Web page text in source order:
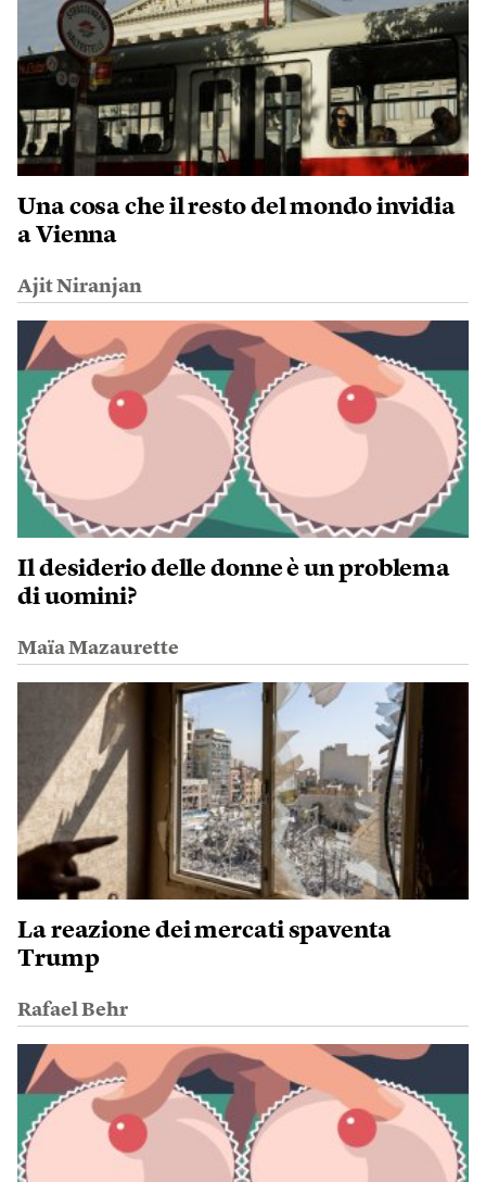
Una cosa che il resto del mondo invidia
a Vienna
Ajit Niranjan
Il desiderio delle donne è un problema
di uomini?
Maïa Mazaurette
La reazione dei mercati spaventa
Trump
Rafael Behr